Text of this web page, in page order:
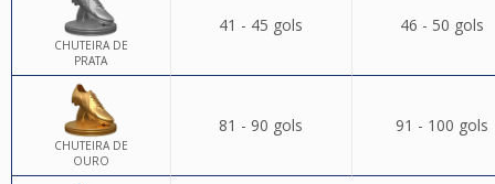
CHUTEIRA DE
PRATA
41 - 45 gols 46 - 50 gols
CHUTEIRA DE
OURO
81 - 90 gols 91 - 100 gols